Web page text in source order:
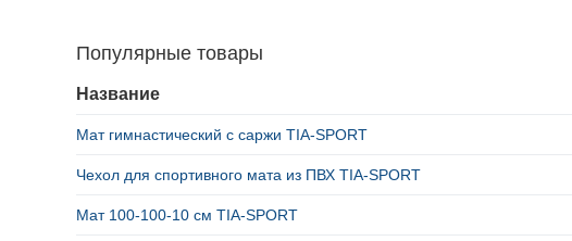
Популярные товары
Название
Мат гимнастический с саржи TIA-SPORT
Чехол для спортивного мата из ПВХ TIA-SPORT
Мат 100-100-10 см TIA-SPORT